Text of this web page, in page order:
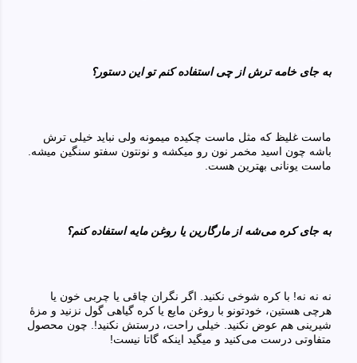
به جای خامه ترش از چی‌ استفاده کنم تو این دستور؟
ماست غلیظ که مثل ماست چکیده میمونه ولی‌ نباید خیلی‌ ترش
باشه چون اسید مخمر نون رو میکشه و نونتون سفتو سنگین میشه.
ماست یونانی بهترین هست.
به جای کره می‌شه از مارگارین یا روغن مایه استفاده کنم؟
نه نه نه! با کره شوخی‌ نکنید. اگر نگران چاقی یا چربی‌ خون یا
هرچی‌ هستین، خودتونو با روغن مایع یا کره گیاهی گول نزنید و مزهٔ
شیرینی‌ هم عوض نکنید. خیلی‌ راحت، درستش نکنید!. چون محصول
متفاوتی‌ درست می‌کنید و میگید اینکه گاتا نیست!